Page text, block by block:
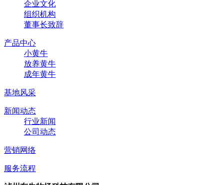
企业文化
组织机构
董事长致辞
产品中心
小黄牛
放养黄牛
成年黄牛
基地风采
新闻动态
行业新闻
公司动态
营销网络
服务流程